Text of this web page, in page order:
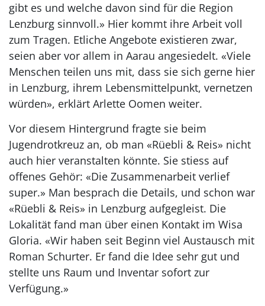
gibt es und welche davon sind für die Region
Lenzburg sinnvoll.» Hier kommt ihre Arbeit voll
zum Tragen. Etliche Angebote existieren zwar,
seien aber vor allem in Aarau angesiedelt. «Viele
Menschen teilen uns mit, dass sie sich gerne hier
in Lenzburg, ihrem Lebensmittelpunkt, vernetzen
würden», erklärt Arlette Oomen weiter.
Vor diesem Hintergrund fragte sie beim
Jugendrotkreuz an, ob man «Rüebli & Reis» nicht
auch hier veranstalten könnte. Sie stiess auf
offenes Gehör: «Die Zusammenarbeit verlief
super.» Man besprach die Details, und schon war
«Rüebli & Reis» in Lenzburg aufgegleist. Die
Lokalität fand man über einen Kontakt im Wisa
Gloria. «Wir haben seit Beginn viel Austausch mit
Roman Schurter. Er fand die Idee sehr gut und
stellte uns Raum und Inventar sofort zur
Verfügung.»